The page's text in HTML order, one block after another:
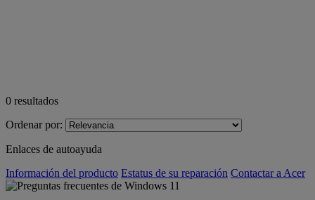
0 resultados
Ordenar por:
Enlaces de autoayuda
Información del producto Estatus de su reparación Contactar a Acer